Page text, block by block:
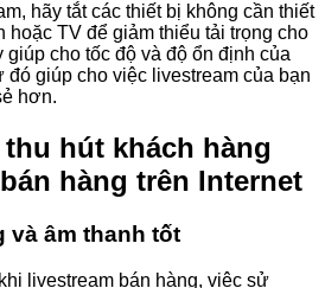
hãy tắt các thiết bị không cần thiết
hoặc TV để giảm thiểu tải trọng cho
cho tốc độ và độ ổn định của
giúp cho việc livestream của bạn
hơn.
hút khách hàng
hàng trên Internet
và âm thanh tốt
livestream bán hàng, việc sử